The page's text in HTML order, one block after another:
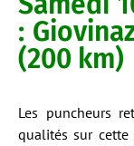
:
(200 km)
Les puncheurs
qualités sur